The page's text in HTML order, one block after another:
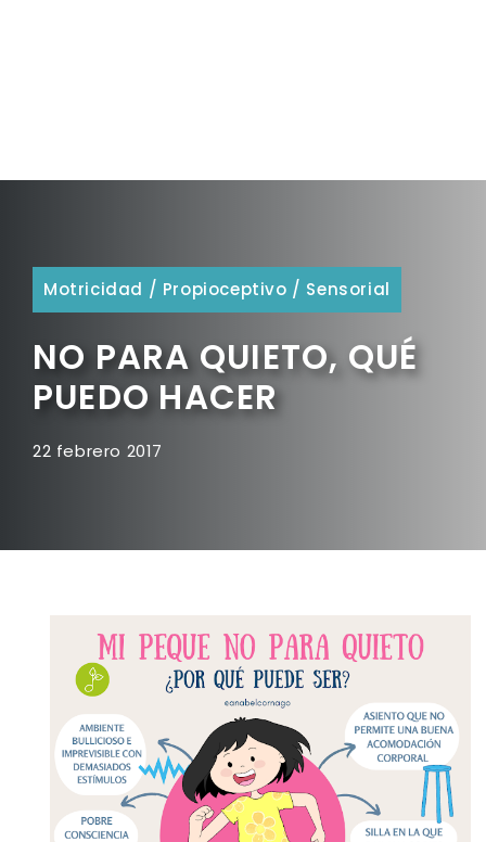
Motricidad / Propioceptivo / Sensorial
NO PARA QUIETO, QUÉ
PUEDO HACER
22 febrero 2017